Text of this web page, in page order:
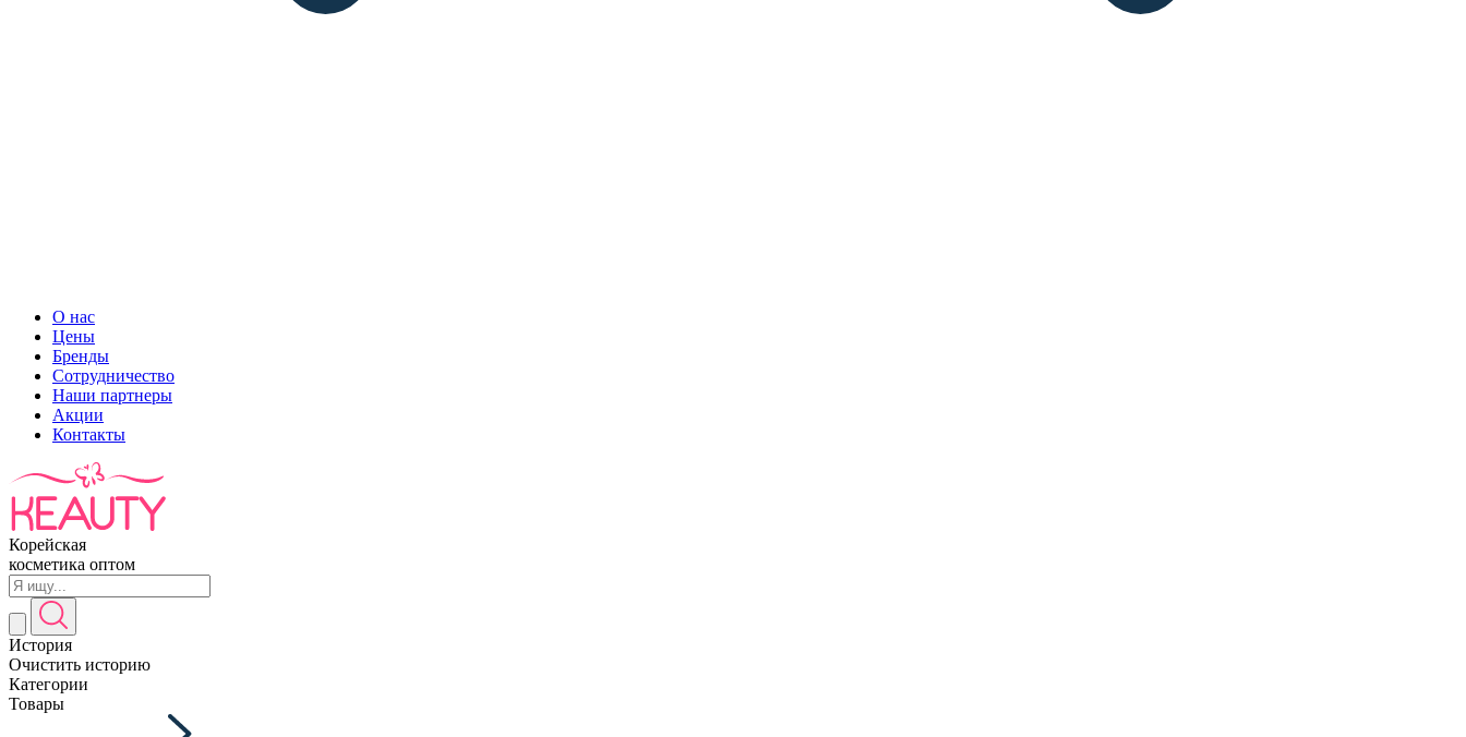
О нас
Цены
Бренды
Сотрудничество
Наши партнеры
Акции
Контакты
Корейская
косметика оптом
История
Очистить историю
Категории
Товары